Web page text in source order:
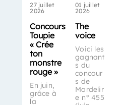
27 juillet
2026
Concours
Toupie
« Crée
ton
monstre
rouge »
En juin,
grâce à
la
01 juillet
2026
The
voice
Voici les
gagnant
s du
concour
s de
Mordelir
e n° 455